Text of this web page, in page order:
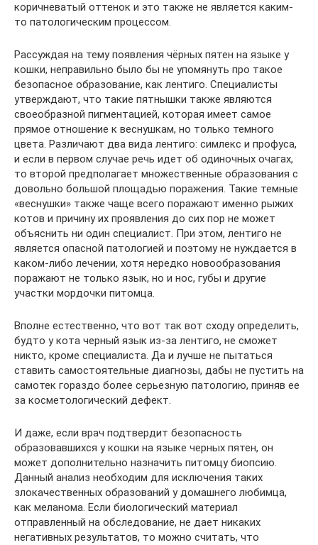
коричневатый оттенок и это также не является каким-
то патологическим процессом.
Рассуждая на тему появления чёрных пятен на языке у
кошки, неправильно было бы не упомянуть про такое
безопасное образование, как лентиго. Специалисты
утверждают, что такие пятнышки также являются
своеобразной пигментацией, которая имеет самое
прямое отношение к веснушкам, но только темного
цвета. Различают два вида лентиго: симлекс и профуса,
и если в первом случае речь идет об одиночных очагах,
то второй предполагает множественные образования с
довольно большой площадью поражения. Такие темные
«веснушки» также чаще всего поражают именно рыжих
котов и причину их проявления до сих пор не может
объяснить ни один специалист. При этом, лентиго не
является опасной патологией и поэтому не нуждается в
каком-либо лечении, хотя нередко новообразования
поражают не только язык, но и нос, губы и другие
участки мордочки питомца.
Вполне естественно, что вот так вот сходу определить,
будто у кота черный язык из-за лентиго, не сможет
никто, кроме специалиста. Да и лучше не пытаться
ставить самостоятельные диагнозы, дабы не пустить на
самотек гораздо более серьезную патологию, приняв ее
за косметологический дефект.
И даже, если врач подтвердит безопасность
образовавшихся у кошки на языке черных пятен, он
может дополнительно назначить питомцу биопсию.
Данный анализ необходим для исключения таких
злокачественных образований у домашнего любимца,
как меланома. Если биологический материал
отправленный на обследование, не дает никаких
негативных результатов, то можно считать, что